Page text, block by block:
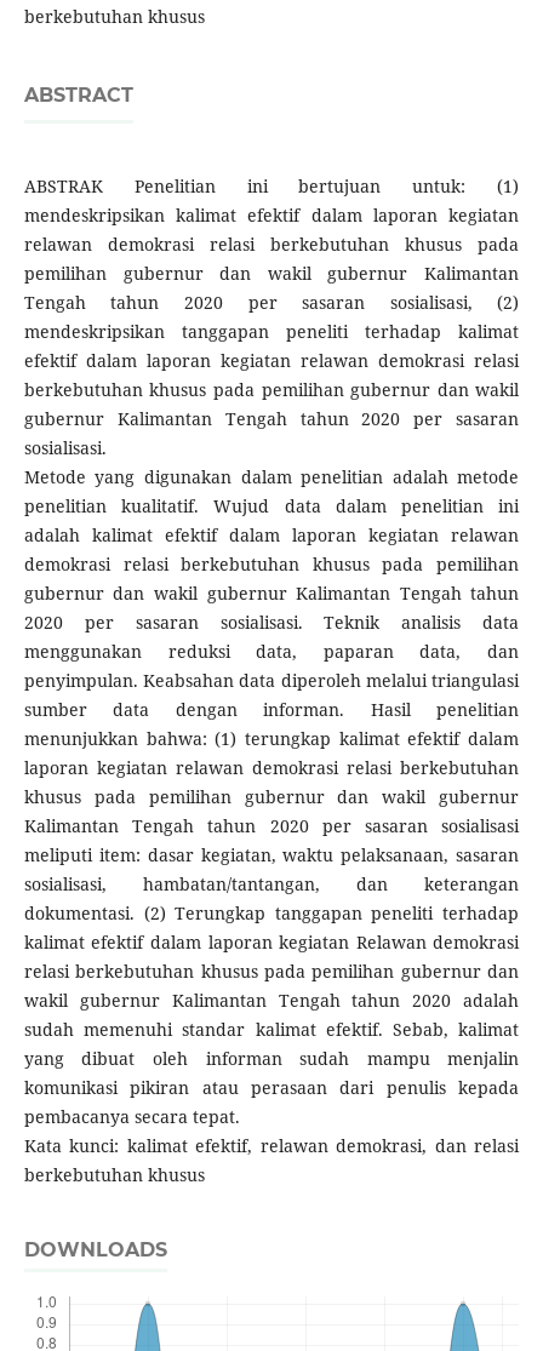
berkebutuhan khusus
ABSTRACT
ABSTRAK Penelitian ini bertujuan untuk: (1)
mendeskripsikan kalimat efektif dalam laporan kegiatan
relawan demokrasi relasi berkebutuhan khusus pada
pemilihan gubernur dan wakil gubernur Kalimantan
Tengah tahun 2020 per sasaran sosialisasi, (2)
mendeskripsikan tanggapan peneliti terhadap kalimat
efektif dalam laporan kegiatan relawan demokrasi relasi
berkebutuhan khusus pada pemilihan gubernur dan wakil
gubernur Kalimantan Tengah tahun 2020 per sasaran
sosialisasi.
Metode yang digunakan dalam penelitian adalah metode
penelitian kualitatif. Wujud data dalam penelitian ini
adalah kalimat efektif dalam laporan kegiatan relawan
demokrasi relasi berkebutuhan khusus pada pemilihan
gubernur dan wakil gubernur Kalimantan Tengah tahun
2020 per sasaran sosialisasi. Teknik analisis data
menggunakan reduksi data, paparan data, dan
penyimpulan. Keabsahan data diperoleh melalui triangulasi
sumber data dengan informan. Hasil penelitian
menunjukkan bahwa: (1) terungkap kalimat efektif dalam
laporan kegiatan relawan demokrasi relasi berkebutuhan
khusus pada pemilihan gubernur dan wakil gubernur
Kalimantan Tengah tahun 2020 per sasaran sosialisasi
meliputi item: dasar kegiatan, waktu pelaksanaan, sasaran
sosialisasi, hambatan/tantangan, dan keterangan
dokumentasi. (2) Terungkap tanggapan peneliti terhadap
kalimat efektif dalam laporan kegiatan Relawan demokrasi
relasi berkebutuhan khusus pada pemilihan gubernur dan
wakil gubernur Kalimantan Tengah tahun 2020 adalah
sudah memenuhi standar kalimat efektif. Sebab, kalimat
yang dibuat oleh informan sudah mampu menjalin
komunikasi pikiran atau perasaan dari penulis kepada
pembacanya secara tepat.
Kata kunci: kalimat efektif, relawan demokrasi, dan relasi
berkebutuhan khusus
DOWNLOADS